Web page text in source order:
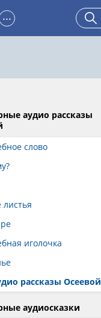
...
аудио рассказы
слово
иголочка
рассказы Осеевой
аудиосказки